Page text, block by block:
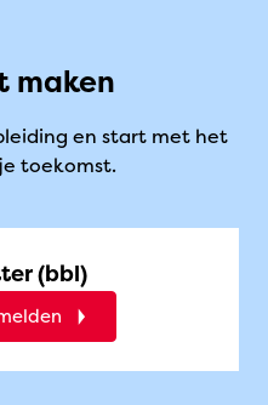
maken
en start met het
toekomst.
(bbl)